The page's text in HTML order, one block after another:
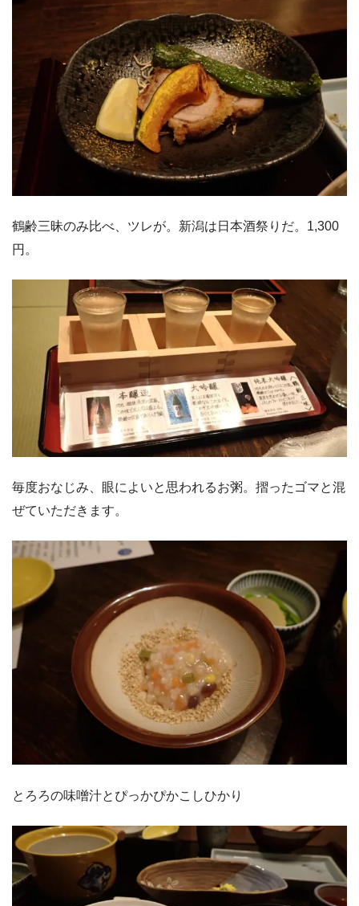
鶴齢三昧のみ比べ、ツレが。新潟は日本酒祭りだ。1,300
円。
毎度おなじみ、眼によいと思われるお粥。摺ったゴマと混
ぜていただきます。
とろろの味噌汁とぴっかぴかこしひかり